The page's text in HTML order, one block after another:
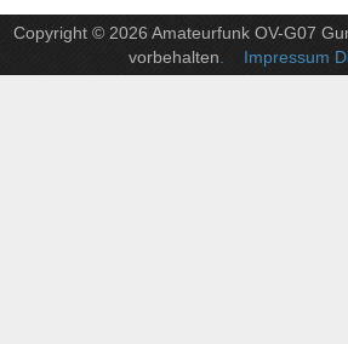
Copyright © 2026 Amateurfunk OV-G07
vorbehalten . Impressum